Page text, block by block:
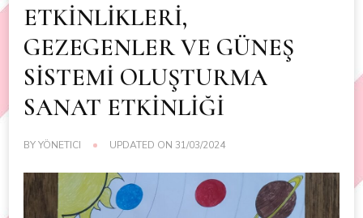
ETKİNLİKLERİ,
GEZEGENLER VE GÜNEŞ
SİSTEMİ OLUŞTURMA
SANAT ETKİNLİĞİ
BYYÖNETICI UPDATED ON 31/03/2024